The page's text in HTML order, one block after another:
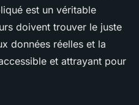
est un véritable
doivent trouver le juste
données réelles et la
et attrayant pour